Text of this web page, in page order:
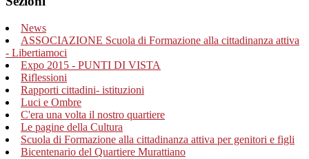
News
ASSOCIAZIONE Scuola di Formazione alla cittadinanza attiva
- Libertiamoci
Expo 2015 - PUNTI DI VISTA
Riflessioni
Rapporti cittadini- istituzioni
Luci e Ombre
C'era una volta il nostro quartiere
Le pagine della Cultura
Scuola di Formazione alla cittadinanza attiva per genitori e figli
Bicentenario del Quartiere Murattiano